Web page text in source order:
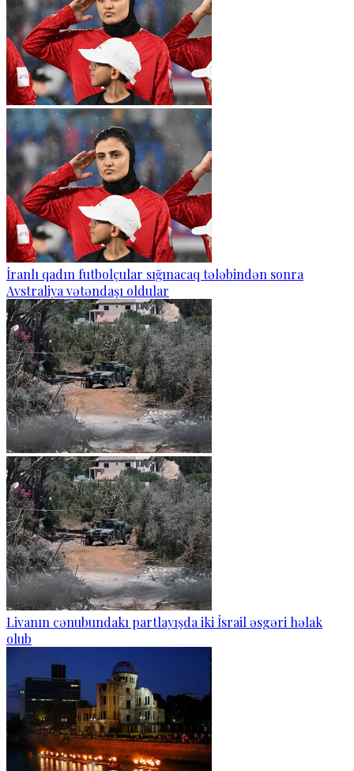
İranlı qadın futbolçular sığınacaq tələbindən sonra
Avstraliya vətəndaşı oldular
Livanın cənubundakı partlayışda iki İsrail əsgəri həlak
olub